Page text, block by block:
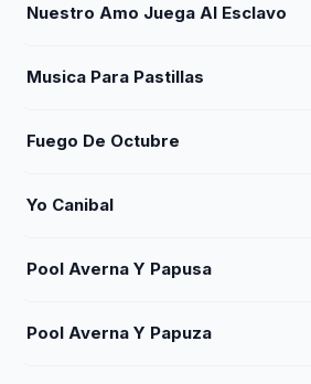
Nuestro Amo Juega Al Esclavo
Musica Para Pastillas
Fuego De Octubre
Yo Canibal
Pool Averna Y Papusa
Pool Averna Y Papuza